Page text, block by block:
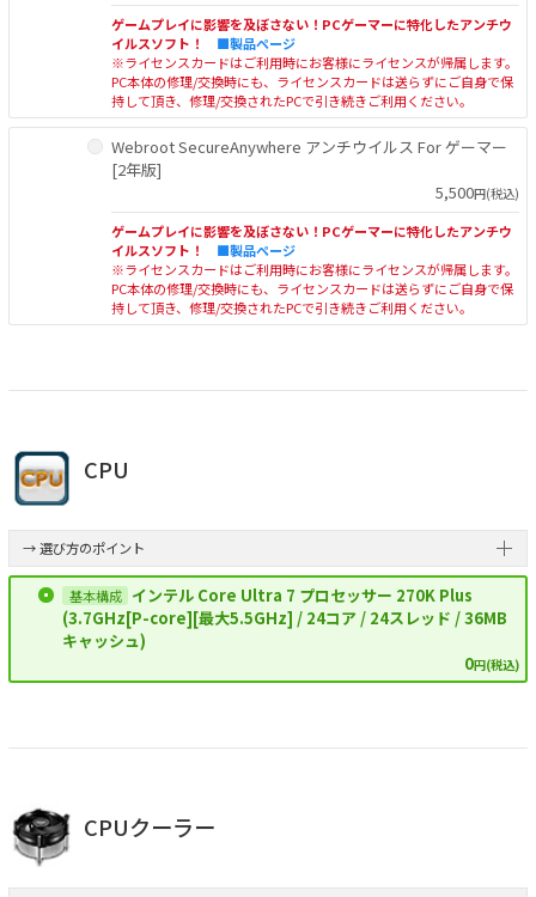
ゲームプレイに影響を及ぼさない！PCゲーマーに特化したアンチウ
イルスソフト！
■製品ページ
※ライセンスカードはご利用時にお客様にライセンスが帰属します。
PC本体の修理/交換時にも、ライセンスカードは送らずにご自身で保
持して頂き、修理/交換されたPCで引き続きご利用ください。
Webroot SecureAnywhere アンチウイルス For ゲーマー
[2年版]
5,500円(税込)
ゲームプレイに影響を及ぼさない！PCゲーマーに特化したアンチウ
イルスソフト！
■製品ページ
※ライセンスカードはご利用時にお客様にライセンスが帰属します。
PC本体の修理/交換時にも、ライセンスカードは送らずにご自身で保
持して頂き、修理/交換されたPCで引き続きご利用ください。
CPU
→ 選び方のポイント
インテル Core Ultra 7 プロセッサー 270K Plus
(3.7GHz[P-core][最大5.5GHz] / 24コア / 24スレッド / 36MB
キャッシュ)
0円(税込)
CPUクーラー